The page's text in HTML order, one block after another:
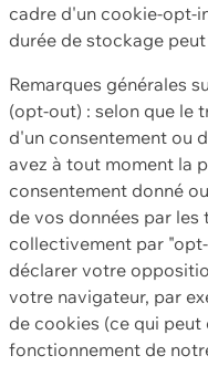
cadre d'un cookie-opt-
durée de stockage
Remarques générales
(opt-out) : selon que le
d'un consentement ou
avez à tout moment la
consentement donné
de vos données par
collectivement par
déclarer votre
votre navigateur, par
de cookies (ce qui
fonctionnement de